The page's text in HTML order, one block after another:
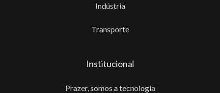
Indústria
Transporte
Institucional
Prazer, somos a tecnologia